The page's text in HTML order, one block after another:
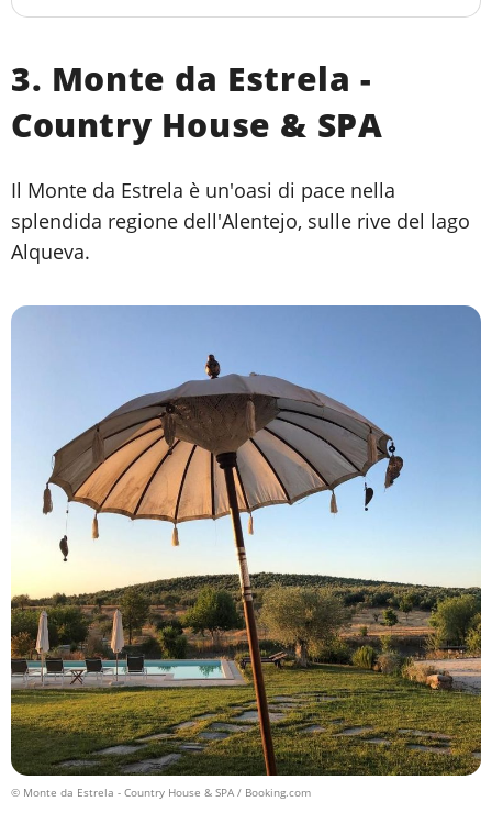
3. Monte da Estrela -
Country House & SPA
Il Monte da Estrela è un'oasi di pace nella
splendida regione dell'Alentejo, sulle rive del lago
Alqueva.
© Monte da Estrela - Country House & SPA / Booking.com